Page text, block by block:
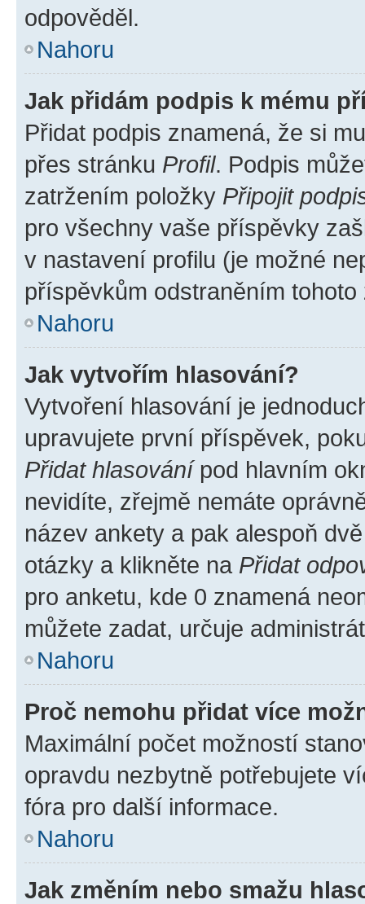
odpověděl.
Nahoru
Jak přidám podpis k mému
Přidat podpis znamená, že si
přes stránku Profil. Podpis
zatržením položky Připojit
pro všechny vaše příspěvky
v nastavení profilu (je možné
příspěvkům odstraněním
Nahoru
Jak vytvořím hlasování?
Vytvoření hlasování je
upravujete první příspěvek,
Přidat hlasovánípod hlavním
nevidíte, zřejmě nemáte
název ankety a pak alespoň
otázky a klikněte na Přidat
pro anketu, kde 0 znamená
můžete zadat, určuje
Nahoru
Proč nemohu přidat více
Maximální počet možností
opravdu nezbytně potřebujete
fóra pro další informace.
Nahoru
Jak změním nebo smažu